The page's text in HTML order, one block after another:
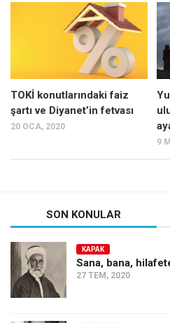
Mehmet Ali Tekin
Abir E. Nahas
Amina S. Jenenkovic
Bağdagül Öz
Esra Elönü
Kategoriler
Kitap
Karisi kitap sualleri
TOKİ konutlarındaki faiz
şartı ve Diyanet’in fetvası
20 OCA, 2020
9
SON KONULAR
KAPAK
Sana, bana,
27 TEM, 2020